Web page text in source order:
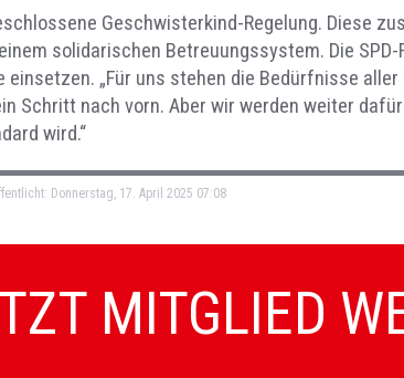
Geschwisterkind-Regelung. Diese
solidarischen Betreuungssystem. Die
„Für uns stehen die Bedürfnisse
Schritt nach vorn. Aber wir werden weiter
wird.“
Donnerstag, 17. April 2025 07:08
MITGLIED